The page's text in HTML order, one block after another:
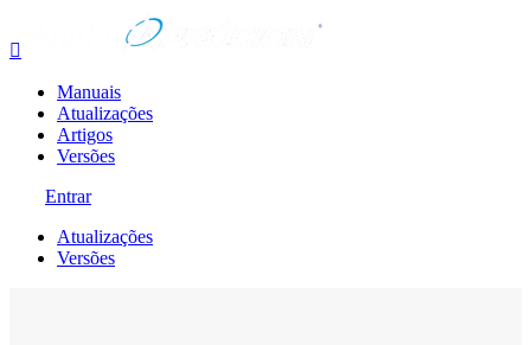

Manuais
Atualizações
Artigos
Versões
Entrar
Atualizações
Versões